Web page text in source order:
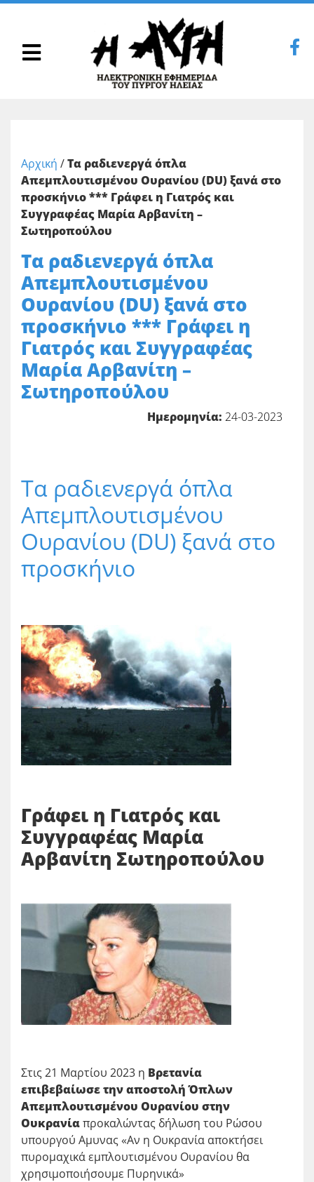
Αρχική /Τα ραδιενεργά όπλα
Απεμπλουτισμένου Ουρανίου (DU) ξανά στο
προσκήνιο *** Γράφει η Γιατρός και
Συγγραφέας Μαρία Αρβανίτη –
Σωτηροπούλου
Τα ραδιενεργά όπλα
Απεμπλουτισμένου
Ουρανίου (DU) ξανά στο
προσκήνιο *** Γράφει η
Γιατρός και Συγγραφέας
Μαρία Αρβανίτη –
Σωτηροπούλου
Ημερομηνία: 24-03-2023
Τα ραδιενεργά όπλα
Απεμπλουτισμένου
Ουρανίου (DU) ξανά στο
προσκήνιο
Γράφει η Γιατρός και
Συγγραφέας Μαρία
Αρβανίτη Σωτηροπούλου
Στις 21 Μαρτίου 2023 η Βρετανία
επιβεβαίωσε την αποστολή Όπλων
Απεμπλουτισμένου Ουρανίου στην
Ουκρανίαπροκαλώντας δήλωση του Ρώσου
υπουργού Αμυνας «Αν η Ουκρανία αποκτήσει
πυρομαχικά εμπλουτισμένου Ουρανίου θα
χρησιμοποιήσουμε Πυρηνικά»